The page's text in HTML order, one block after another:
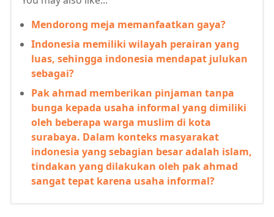
Mendorong meja memanfaatkan gaya?
Indonesia memiliki wilayah perairan yang
luas, sehingga indonesia mendapat julukan
sebagai?
Pak ahmad memberikan pinjaman tanpa
bunga kepada usaha informal yang dimiliki
oleh beberapa warga muslim di kota
surabaya. Dalam konteks masyarakat
indonesia yang sebagian besar adalah islam,
tindakan yang dilakukan oleh pak ahmad
sangat tepat karena usaha informal?